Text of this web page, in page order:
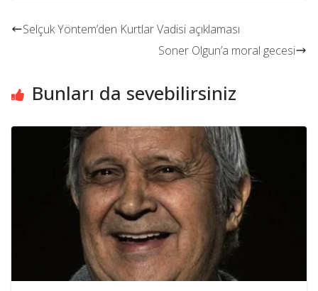
Selçuk Yöntem’den Kurtlar Vadisi açıklaması
Soner Olgun’a moral gecesi
Bunları da sevebilirsiniz